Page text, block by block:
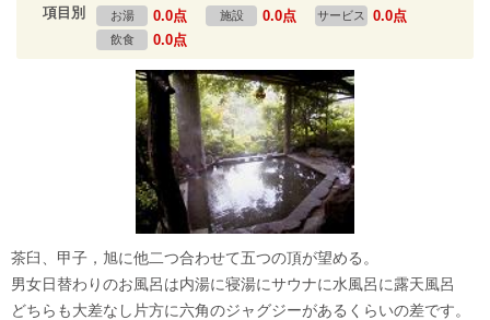
項目別 お湯 0.0点 施設 0.0点 サービス 0.0点
飲食 0.0点
茶臼、甲子，旭に他二つ合わせて五つの頂が望める。
男女日替わりのお風呂は内湯に寝湯にサウナに水風呂に露天風呂
どちらも大差なし片方に六角のジャグジーがあるくらいの差です。